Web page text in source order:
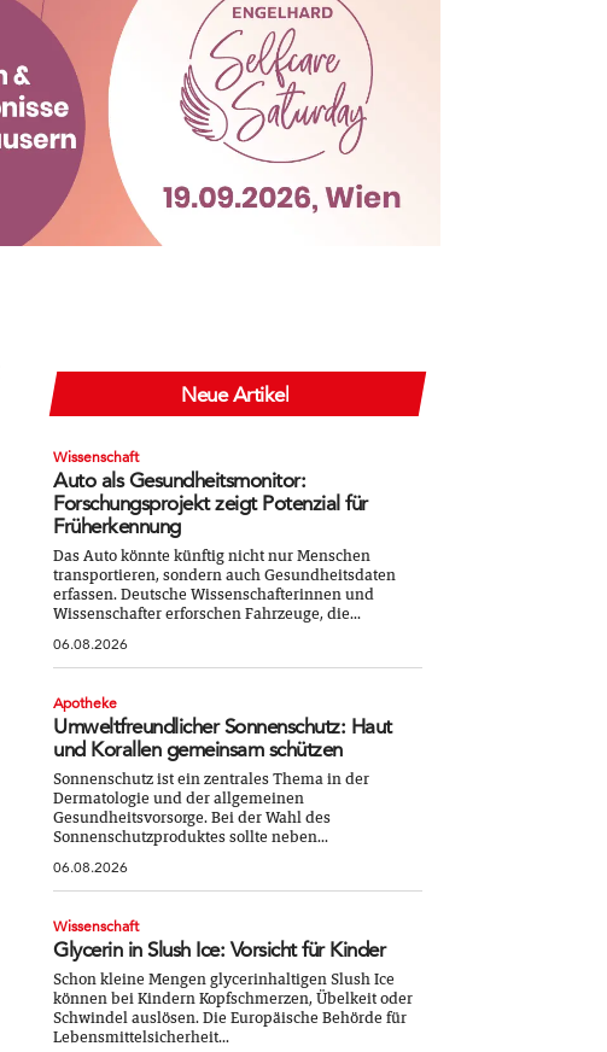
Neue Artikel
Wissenschaft
Auto als Gesundheitsmonitor:
Forschungsprojekt zeigt Potenzial für
Früherkennung
Das Auto könnte künftig nicht nur Menschen
transportieren, sondern auch Gesundheitsdaten
erfassen. Deutsche Wissenschafterinnen und
Wissenschafter erforschen Fahrzeuge, die...
06.08.2026
Apotheke
Umweltfreundlicher Sonnenschutz: Haut
und Korallen gemeinsam schützen
Sonnenschutz ist ein zentrales Thema in der
Dermatologie und der allgemeinen
Gesundheitsvorsorge. Bei der Wahl des
Sonnenschutzproduktes sollte neben...
06.08.2026
Wissenschaft
Glycerin in Slush Ice: Vorsicht für Kinder
Schon kleine Mengen glycerinhaltigen Slush Ice
können bei Kindern Kopfschmerzen, Übelkeit oder
Schwindel auslösen. Die Europäische Behörde für
Lebensmittelsicherheit...